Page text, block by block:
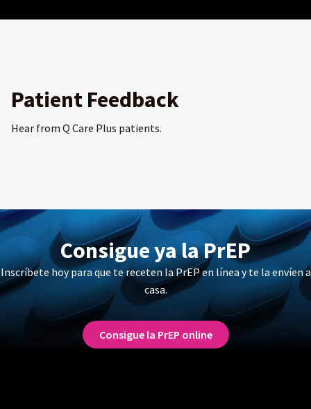
Patient Feedback
Hear from Q Care Plus patients.
Consigue ya la PrEP
Inscríbete hoy para que te receten la PrEP en línea y te la envíen a
casa.
Consigue la PrEP online